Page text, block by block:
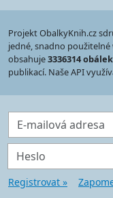
Projekt ObalkyKnih.cz
jedné, snadno
obsahuje3336314 obálek
publikací. Naše API
E-mailová adresa
Heslo
Registrovat »